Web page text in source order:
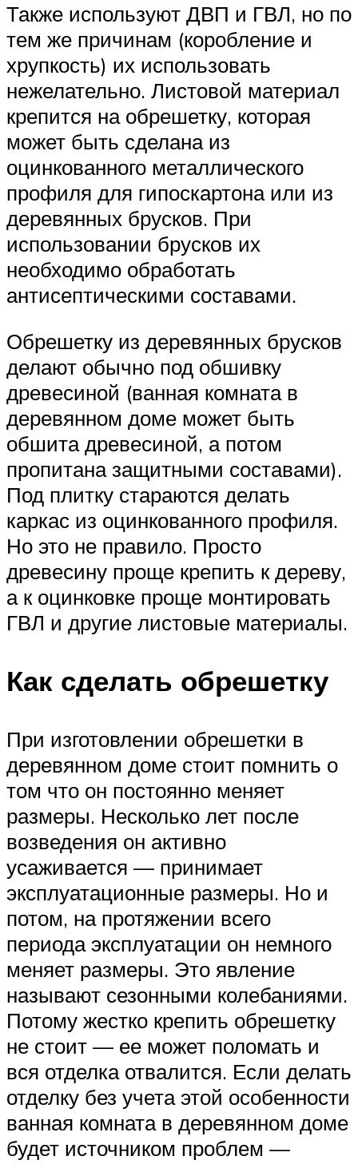
Также используют ДВП и ГВЛ, но по
тем же причинам (коробление и
хрупкость) их использовать
нежелательно. Листовой материал
крепится на обрешетку, которая
может быть сделана из
оцинкованного металлического
профиля для гипоскартона или из
деревянных брусков. При
использовании брусков их
необходимо обработать
антисептическими составами.
Обрешетку из деревянных брусков
делают обычно под обшивку
древесиной (ванная комната в
деревянном доме может быть
обшита древесиной, а потом
пропитана защитными составами).
Под плитку стараются делать
каркас из оцинкованного профиля.
Но это не правило. Просто
древесину проще крепить к дереву,
а к оцинковке проще монтировать
ГВЛ и другие листовые материалы.
Как сделать обрешетку
При изготовлении обрешетки в
деревянном доме стоит помнить о
том что он постоянно меняет
размеры. Несколько лет после
возведения он активно
усаживается — принимает
эксплуатационные размеры. Но и
потом, на протяжении всего
периода эксплуатации он немного
меняет размеры. Это явление
называют сезонными колебаниями.
Потому жестко крепить обрешетку
не стоит — ее может поломать и
вся отделка отвалится. Если делать
отделку без учета этой особенности
ванная комната в деревянном доме
будет источником проблем —